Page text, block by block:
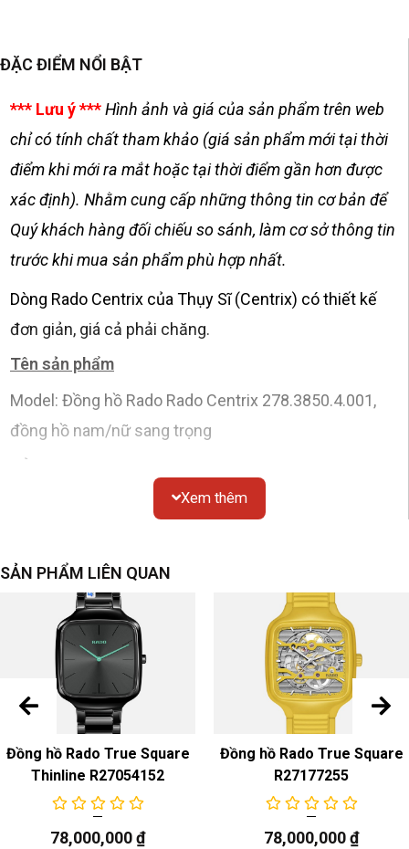
ĐẶC ĐIỂM NỔI BẬT
*** Lưu ý ***Hình ảnh và giá của sản phẩm trên web
chỉ có tính chất tham khảo (giá sản phẩm mới tại thời
điểm khi mới ra mắt hoặc tại thời điểm gần hơn được
xác định). Nhằm cung cấp những thông tin cơ bản để
Quý khách hàng đối chiếu so sánh, làm cơ sở thông tin
trước khi mua sản phẩm phù hợp nhất.
Dòng Rado Centrix của Thụy Sĩ (Centrix) có thiết kế
đơn giản, giá cả phải chăng.
Tên sản phẩm
Model: Đồng hồ Rado Rado Centrix 278.3850.4.001,
đồng hồ nam/nữ sang trọng
Vỏ
: tròn, thép không gỉ
Chống thấm nước: 50 mét
Kích thước: đường kính 23,5mm
Nắp dưới: đáy dày đặc
quay số
Màu sắc & Chất liệu
dây đeo đồng hồ
Màu sắc & Chất liệu: Thép không gỉ màu bạc
dây đeo : Khóa gấp bằng thép không gỉ
sự chuyển động
Xem thêm
SẢN PHẨM LIÊN QUAN
Đồng hồ Rado True Square
Thinline R27054152
78,000,000₫
Đồng hồ Rado True Square
R27177255
78,000,000₫